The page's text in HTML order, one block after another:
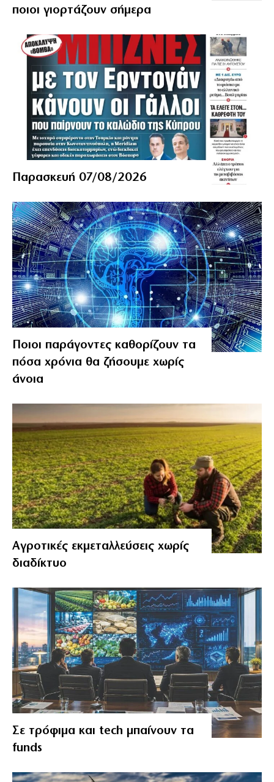
ποιοι γιορτάζουν σήμερα
Παρασκευή 07/08/2026
Ποιοι παράγοντες καθορίζουν τα
πόσα χρόνια θα ζήσουμε χωρίς
άνοια
Αγροτικές εκμεταλλεύσεις χωρίς
διαδίκτυο
Σε τρόφιμα και tech μπαίνουν τα
funds